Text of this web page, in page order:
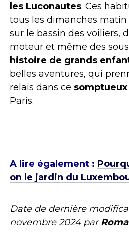
les Luconautes. Ces
tous les dimanches
sur le bassin des voiliers,
moteur et même des
histoire de grands
belles aventures, qui
relais dans ce
Paris.
A lire également :
on le jardin du
Date de dernière
novembre 2024 par